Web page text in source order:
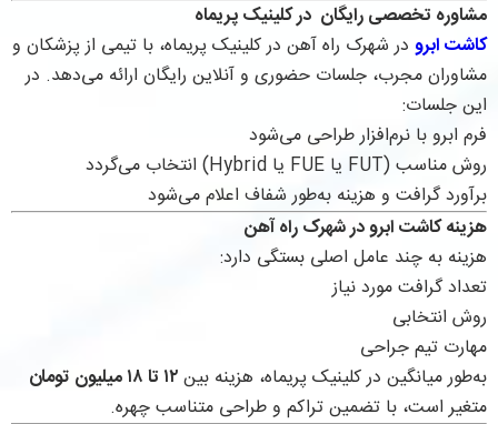
مشاوره تخصصی رایگان در کلینیک پریماه
کاشت ابرو در شهرک راه آهن در کلینیک پریماه، با تیمی از پزشکان و
مشاوران مجرب، جلسات حضوری و آنلاین رایگان ارائه می‌دهد. در
این جلسات:
فرم ابرو با نرم‌افزار طراحی می‌شود
روش مناسب (FUT یا FUE یا Hybrid) انتخاب می‌گردد
برآورد گرافت و هزینه به‌طور شفاف اعلام می‌شود
هزینه کاشت ابرو در شهرک راه آهن
هزینه به چند عامل اصلی بستگی دارد:
تعداد گرافت مورد نیاز
روش انتخابی
مهارت تیم جراحی
به‌طور میانگین در کلینیک پریماه، هزینه بین۱۲ تا ۱۸ میلیون تومان
متغیر است، با تضمین تراکم و طراحی متناسب چهره.